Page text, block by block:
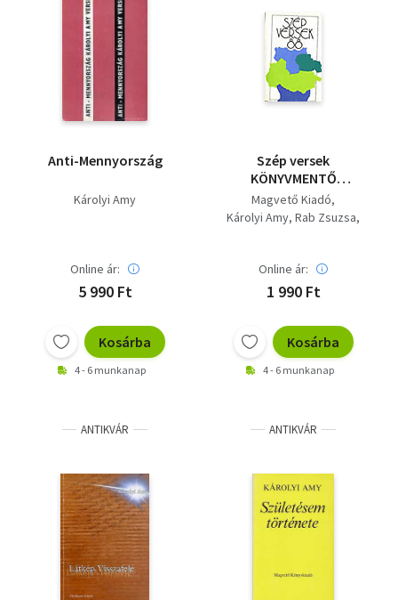
Anti-Mennyország
Károlyi Amy
Online ár:
5 990 Ft
Kosárba
4 - 6 munkanap
Szép versek
KÖNYVMENTŐ
AJÁNLAT: 1986, 1987,
1988, 1989, 1990 (5
Sándor, Somlyó
György, Petri György,
Rab Zsuzsa, Károlyi
Magvető Kiadó
Károlyi Amy Rab Zsuzsa
Kányádi Sándor
Nemes Nagy Ágnes
Online ár:
1 990 Ft
Kosárba
4 - 6 munkanap
ANTIKVÁR ANTIKVÁR